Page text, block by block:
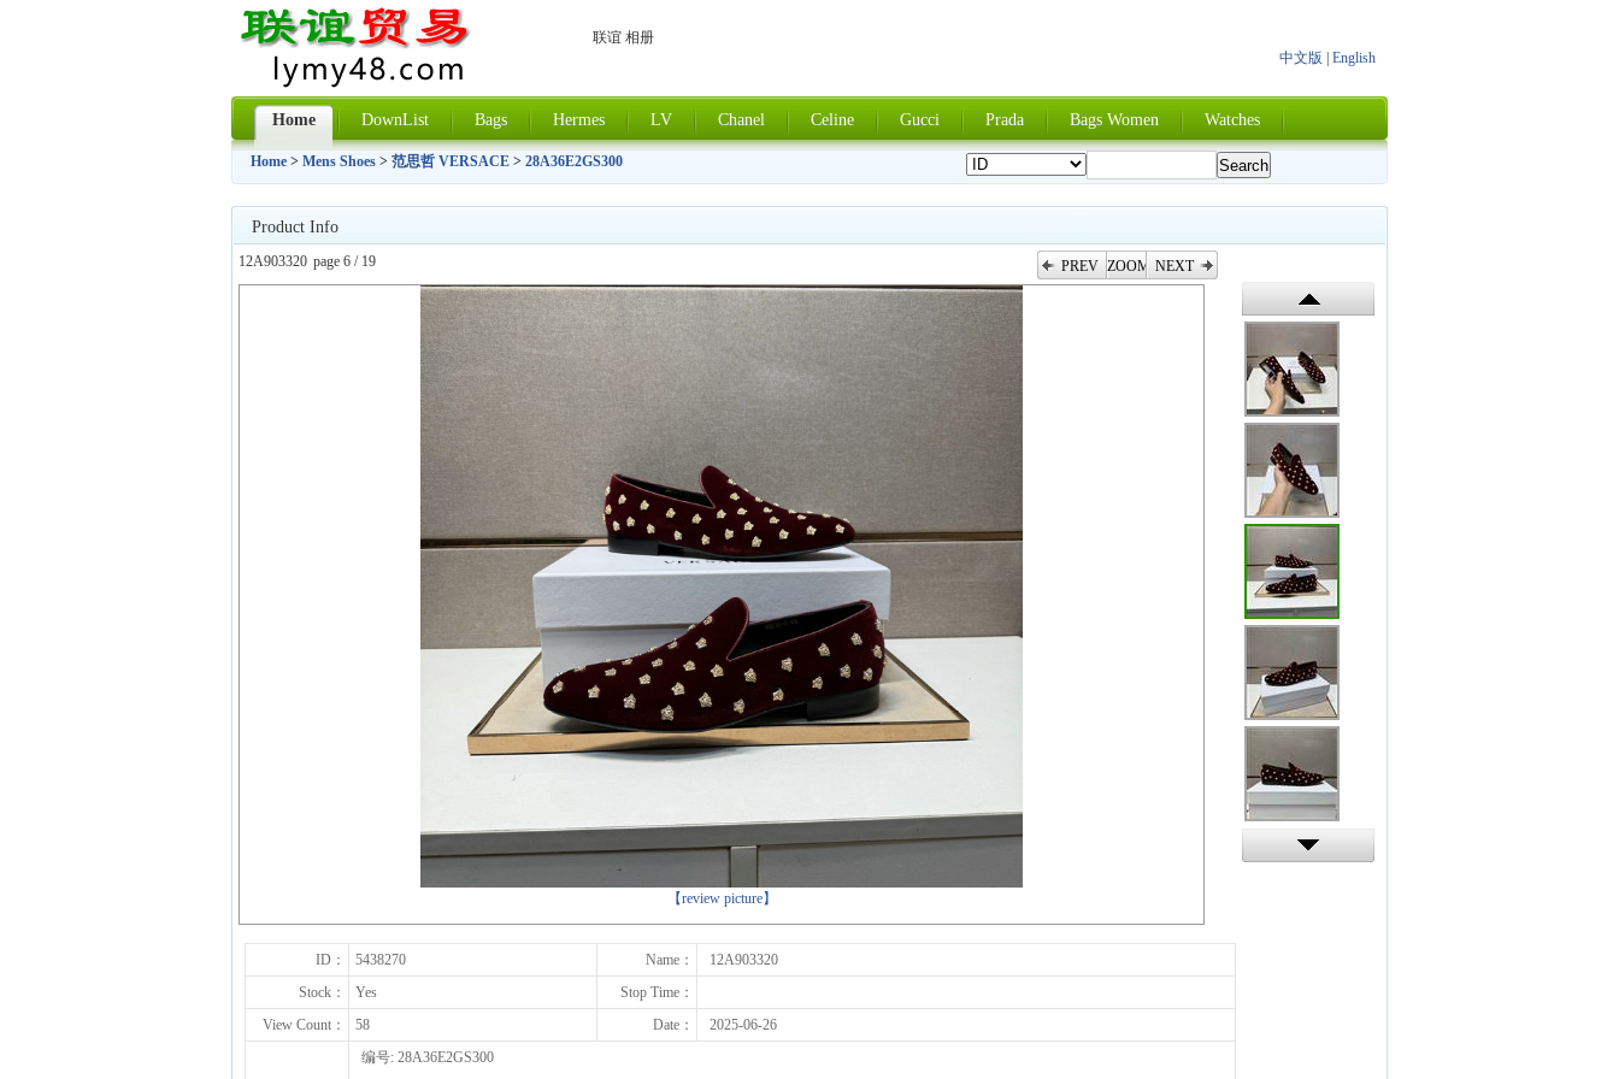
联谊 相册
中文版
English
Home DownList Bags Hermes LV Chanel Celine Gucci Prada Bags Women Watches
Home > Mens Shoes > 范思哲 VERSACE > 28A36E2GS300
Product Info
12A903320 page 6 / 19 PREV ZOOM NEXT
【review picture】
上一张
ID： 5438270 Name：
12A903320
Stock：
Yes
Stop Time：
View Count：
58 Date：
2025-06-26
编号: 28A36E2GS300